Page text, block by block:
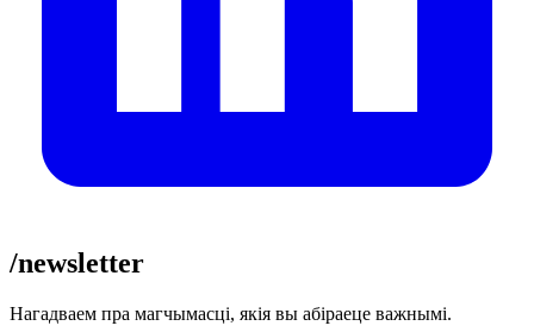
/newsletter
Нагадваем пра магчымасці, якія вы абіраеце важнымі.